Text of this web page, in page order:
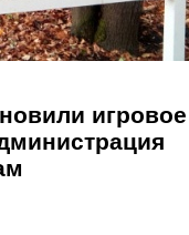
игровое